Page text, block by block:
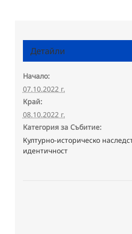
Детайли
Начало:
07.10.2022 г.
Край:
08.10.2022 г.
Категория за Събитие:
Културно-историческо
идентичност